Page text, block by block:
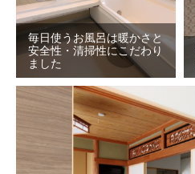
毎日使うお風呂は暖かさと
安全性・清掃性にこだわり
ました